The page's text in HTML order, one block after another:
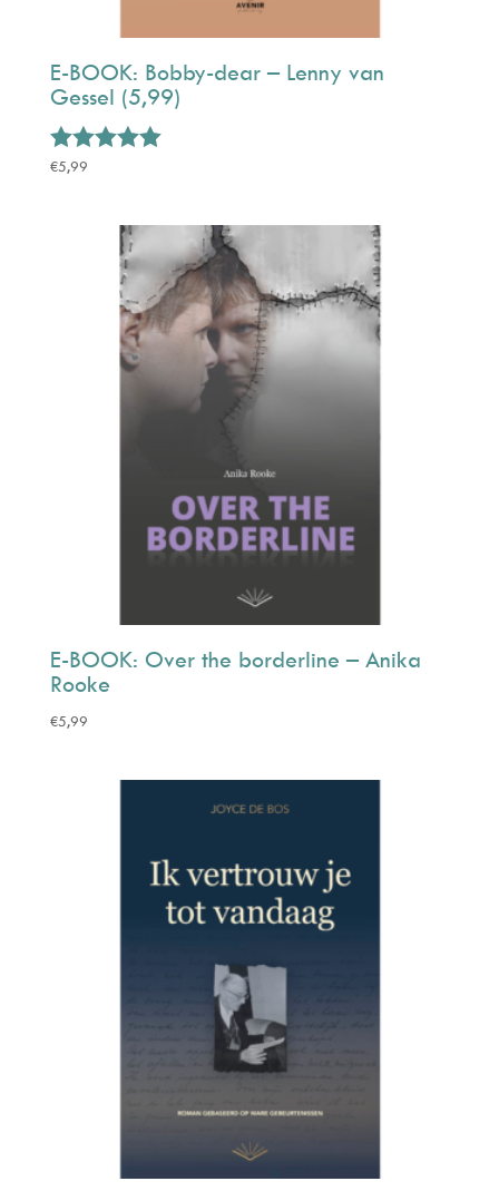
E-BOOK: Bobby-dear – Lenny van
Gessel (5,99)
Gewaardeerd
€5,99
E-BOOK: Over the borderline – Anika
Rooke
€5,99